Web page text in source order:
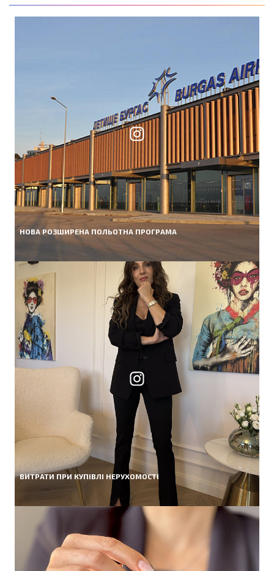
НОВА РОЗШИРЕНА ПОЛЬОТНА ПРОГРАМА
ВИТРАТИ ПРИ КУПІВЛІ НЕРУХОМОСТІ